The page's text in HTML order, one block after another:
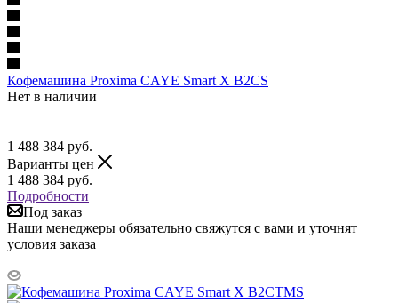
Кофемашина Proxima CAYE Smart X B2CS
Нет в наличии
1 488 384 руб.
Варианты цен
1 488 384 руб.
Подробности
Под заказ
Наши менеджеры обязательно свяжутся с вами и уточнят
условия заказа